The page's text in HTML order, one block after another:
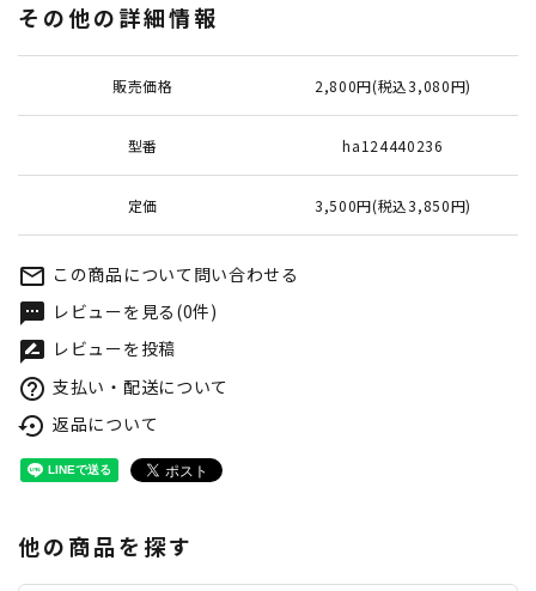
その他の詳細情報
販売価格 2,800円(税込3,080円)
型番 ha124440236
定価 3,500円(税込3,850円)
mail_outline この商品について問い合わせる
textsms レビューを見る(0件)
rate_review レビューを投稿
help_outline 支払い・配送について
settings_backup_restore 返品について
他の商品を探す